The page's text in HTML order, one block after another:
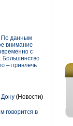
По данным
внимание
с
Большинство
– привлечь
Дону (Новости)
говорится в